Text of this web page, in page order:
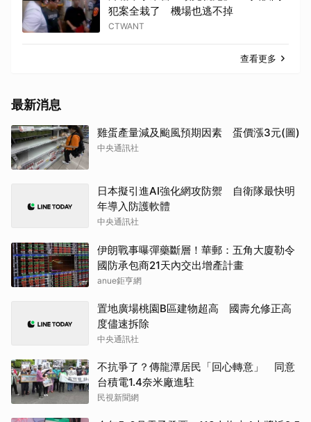
犯案全栽了 機場也逃不掉
CTWANT
查看更多
最新消息
雞蛋產量減及颱風預期因素 蛋價漲3元(圖)
中央通訊社
日本擬引進AI強化網攻防禦 自衛隊最快明
年導入防護軟體
中央通訊社
伊朗戰事曝彈藥斷層！華郵：五角大廈勒令
國防承包商21天內交出增產計畫
anue鉅亨網
置地廣場桃園B區建物超高 國壽允修正高
度儘速拆除
中央通訊社
不抗爭了？傳龍潭居民「回心轉意」 同意
台積電1.4奈米廠進駐
民視新聞網